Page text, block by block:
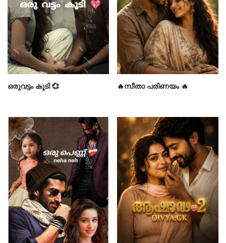
ഒരുവട്ടം കൂടി 💞 🔥സീതാ പരിണയം 🔥